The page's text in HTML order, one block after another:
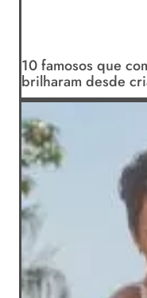
10 famosos que
brilharam desde